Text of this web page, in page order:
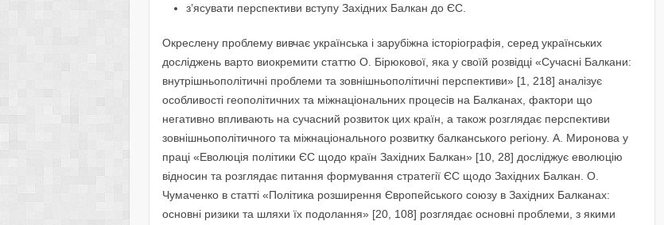
з’ясувати перспективи вступу Західних Балкан до ЄС.
Окреслену проблему вивчає українська і зарубіжна історіографія, серед українських
досліджень варто виокремити статтю О. Бірюкової, яка у своїй розвідці «Сучасні Балкани:
внутрішньополітичні проблеми та зовнішньополітичні перспективи» [1, 218] аналізує
особливості геополітичних та міжнаціональних процесів на Балканах, фактори що
негативно впливають на сучасний розвиток цих країн, а також розглядає перспективи
зовнішньополітичного та міжнаціонального розвитку балканського регіону. А. Миронова у
праці «Еволюція політики ЄС щодо країн Західних Балкан» [10, 28] досліджує еволюцію
відносин та розглядає питання формування стратегії ЄС щодо Західних Балкан. О.
Чумаченко в статті «Політика розширення Європейського союзу в Західних Балканах:
основні ризики та шляхи їх подолання» [20, 108] розглядає основні проблеми, з якими